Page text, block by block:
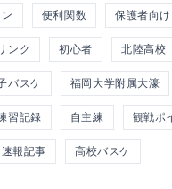
便利関数 保護者向け
ンク 初心者 北陸高校
バスケ 福岡大学附属大濠
習記録 自主練 観戦ポ
速報記事 高校バスケ